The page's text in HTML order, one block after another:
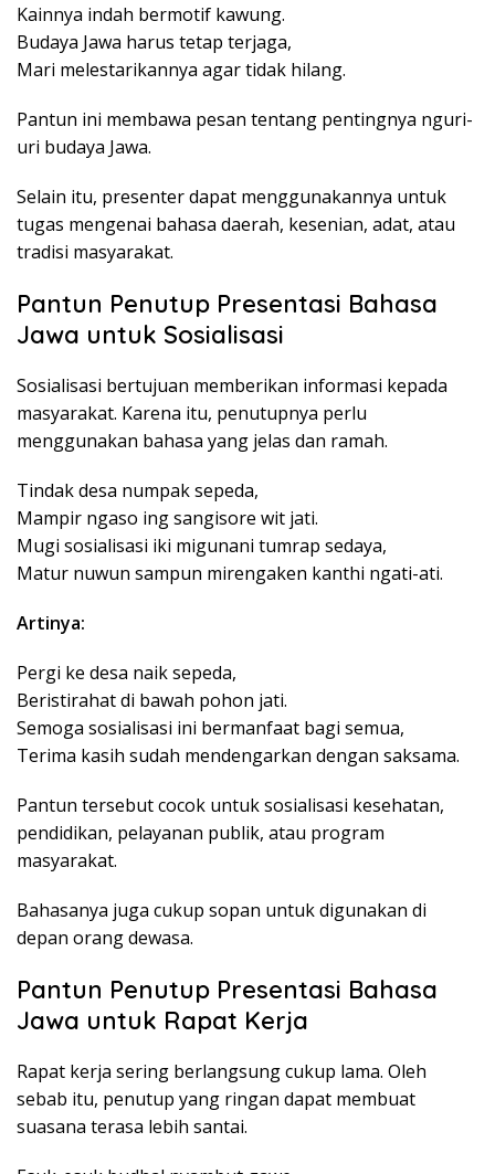
Kainnya indah bermotif kawung.
Budaya Jawa harus tetap terjaga,
Mari melestarikannya agar tidak hilang.
Pantun ini membawa pesan tentang pentingnya nguri-
uri budaya Jawa.
Selain itu, presenter dapat menggunakannya untuk
tugas mengenai bahasa daerah, kesenian, adat, atau
tradisi masyarakat.
Pantun Penutup Presentasi Bahasa
Jawa untuk Sosialisasi
Sosialisasi bertujuan memberikan informasi kepada
masyarakat. Karena itu, penutupnya perlu
menggunakan bahasa yang jelas dan ramah.
Tindak desa numpak sepeda,
Mampir ngaso ing sangisore wit jati.
Mugi sosialisasi iki migunani tumrap sedaya,
Matur nuwun sampun mirengaken kanthi ngati-ati.
Artinya:
Pergi ke desa naik sepeda,
Beristirahat di bawah pohon jati.
Semoga sosialisasi ini bermanfaat bagi semua,
Terima kasih sudah mendengarkan dengan saksama.
Pantun tersebut cocok untuk sosialisasi kesehatan,
pendidikan, pelayanan publik, atau program
masyarakat.
Bahasanya juga cukup sopan untuk digunakan di
depan orang dewasa.
Pantun Penutup Presentasi Bahasa
Jawa untuk Rapat Kerja
Rapat kerja sering berlangsung cukup lama. Oleh
sebab itu, penutup yang ringan dapat membuat
suasana terasa lebih santai.